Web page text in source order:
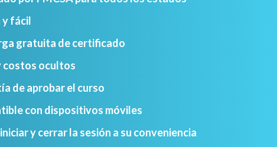
y fácil
gratuita de certificado
costos ocultos
de aprobar el curso
con dispositivos móviles
y cerrar la sesión a su conveniencia